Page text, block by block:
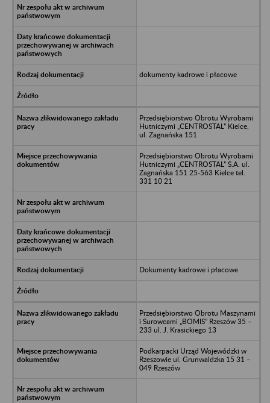
dokumenty kadrowe i płacowe
Przedsiębiorstwo Obrotu Wyrobami
Hutniczymi „CENTROSTAL” Kielce,
ul. Zagnańska 151
Przedsiębiorstwo Obrotu Wyrobami
Hutniczymi „CENTROSTAL” S.A. ul.
Zagnańska 151 25-563 Kielce tel.
331 10 21
Dokumenty kadrowe i płacowe
Przedsiębiorstwo Obrotu Maszynami
i Surowcami „BOMIS” Rzeszów 35 –
233 ul. J. Krasickiego 13
Podkarpacki Urząd Wojewódzki w
Rzeszowie ul. Grunwaldzka 15 31 –
049 Rzeszów